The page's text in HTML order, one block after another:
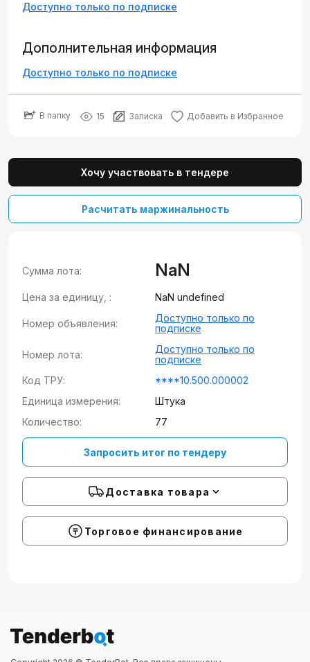
Доступно только по подписке
Дополнительная информация
Доступно только по подписке
В папку 15 Записка Добавить в Избранное
Хочу участвовать в тендере
Расчитать маржинальность
Сумма лота: NaN
Цена за единицу, : NaN undefined
Номер объявления:
Доступно только по
подписке
Номер лота:
Доступно только по
подписке
Код ТРУ:
****10.500.000002
Единица измерения:
Штука
Количество:
77
Запросить итог по тендеру
Доставка товара
Торговое финансирование